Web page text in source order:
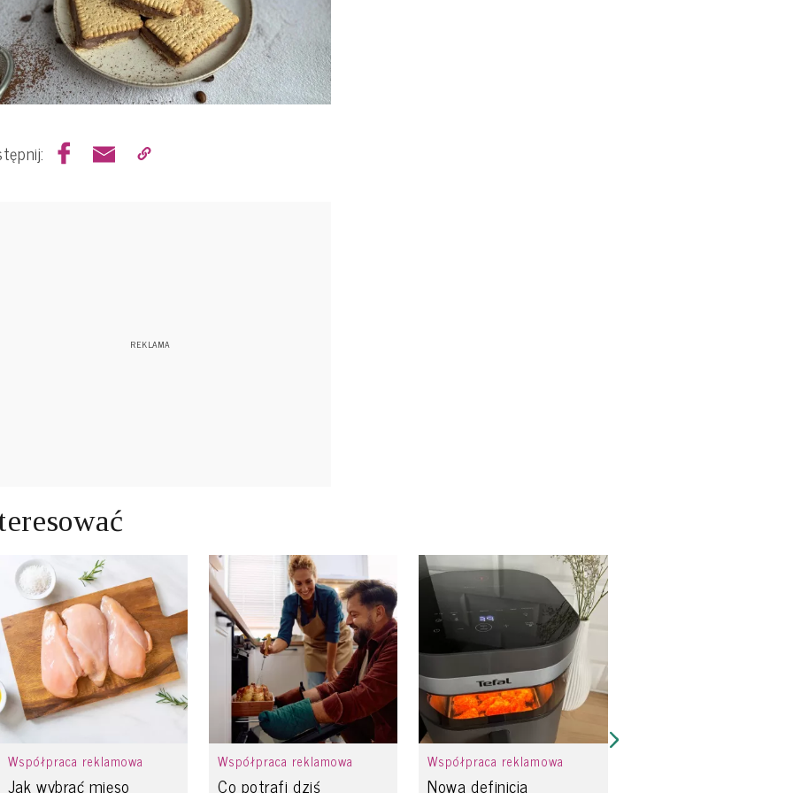
Współpraca reklamowa
Jak wybrać mięso
Współpraca reklamowa
Co potrafi dziś
Współpraca reklamowa
Nowa definicja